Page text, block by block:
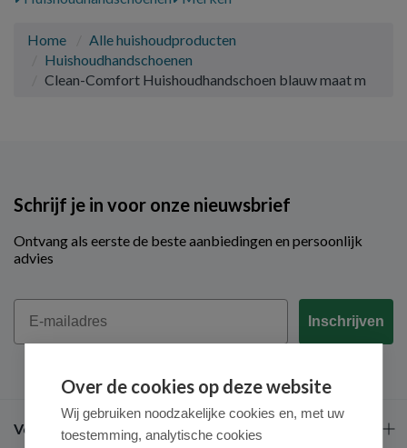
Home
Alle huishoudproducten
Huishoudhandschoenen
Clean-Comfort Huishoudhandschoen blauw maat m
Schrijf je in voor onze nieuwsbrief
Ontvang als eerste de beste aanbiedingen en persoonlijk
advies
Email
Inschrijven
Veel gestelde vragen
Over de cookies op deze website
Wij gebruiken noodzakelijke cookies en, met uw
toestemming, analytische cookies